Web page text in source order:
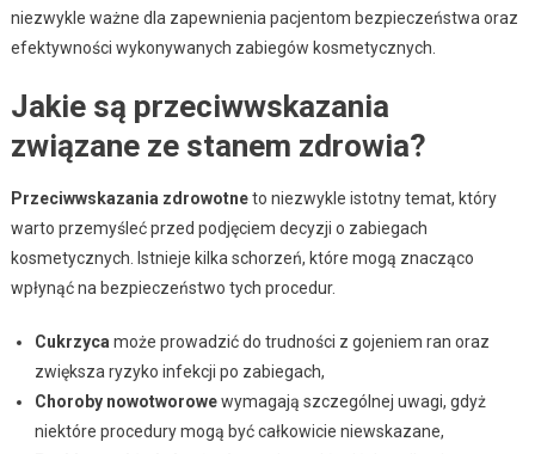
niezwykle ważne dla zapewnienia pacjentom bezpieczeństwa oraz
efektywności wykonywanych zabiegów kosmetycznych.
Jakie są przeciwwskazania
związane ze stanem zdrowia?
Przeciwwskazania zdrowotneto niezwykle istotny temat, który
warto przemyśleć przed podjęciem decyzji o zabiegach
kosmetycznych. Istnieje kilka schorzeń, które mogą znacząco
wpłynąć na bezpieczeństwo tych procedur.
Cukrzyca może prowadzić do trudności z gojeniem ran oraz
zwiększa ryzyko infekcji po zabiegach,
Choroby nowotworowewymagają szczególnej uwagi, gdyż
niektóre procedury mogą być całkowicie niewskazane,